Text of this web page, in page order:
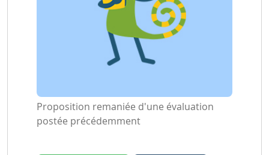
Proposition remaniée d'une évaluation
postée précédemment